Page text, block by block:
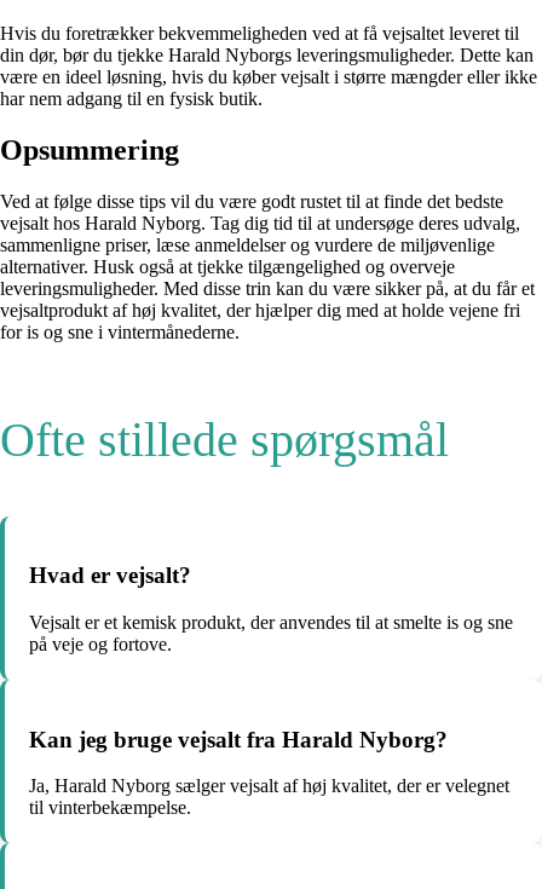
Hvis du foretrækker bekvemmeligheden ved at få vejsaltet leveret til
din dør, bør du tjekke Harald Nyborgs leveringsmuligheder. Dette kan
være en ideel løsning, hvis du køber vejsalt i større mængder eller ikke
har nem adgang til en fysisk butik.
Opsummering
Ved at følge disse tips vil du være godt rustet til at finde det bedste
vejsalt hos Harald Nyborg. Tag dig tid til at undersøge deres udvalg,
sammenligne priser, læse anmeldelser og vurdere de miljøvenlige
alternativer. Husk også at tjekke tilgængelighed og overveje
leveringsmuligheder. Med disse trin kan du være sikker på, at du får et
vejsaltprodukt af høj kvalitet, der hjælper dig med at holde vejene fri
for is og sne i vintermånederne.
Ofte stillede spørgsmål
Hvad er vejsalt?
Vejsalt er et kemisk produkt, der anvendes til at smelte is og sne
på veje og fortove.
Kan jeg bruge vejsalt fra Harald Nyborg?
Ja, Harald Nyborg sælger vejsalt af høj kvalitet, der er velegnet
til vinterbekæmpelse.